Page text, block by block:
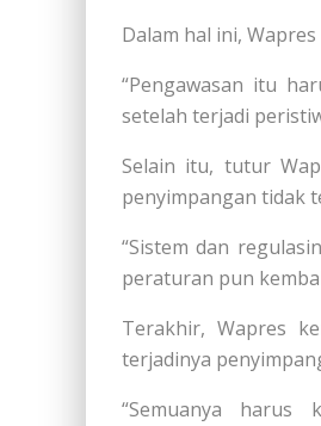
Dalam hal ini,
“Pengawasan itu
setelah terjadi
Selain itu, tutur
penyimpangan tidak
“Sistem dan
peraturan pun
Terakhir, Wapres
terjadinya
“Semuanya harus